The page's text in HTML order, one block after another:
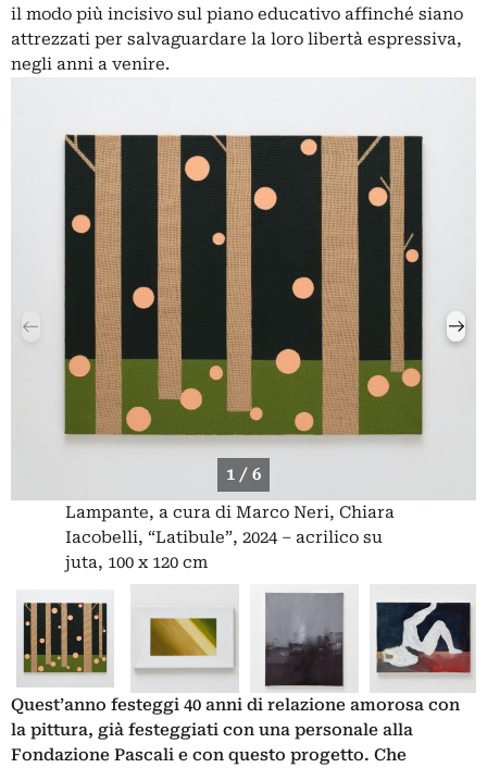
il modo più incisivo sul piano educativo affinché siano
attrezzati per salvaguardare la loro libertà espressiva,
negli anni a venire.
1 / 6
Lampante, a cura di Marco Neri, Chiara
Iacobelli, “Latibule”, 2024 – acrilico su
juta, 100 x 120 cm
Quest’anno festeggi 40 anni di relazione amorosa con
la pittura, già festeggiati con una personale alla
Fondazione Pascali e con questo progetto. Che